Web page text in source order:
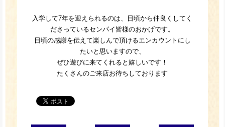
入学して7年を迎えられるのは、日頃から仲良くしてく
ださっているセンパイ皆様のおかげです。
日頃の感謝を伝えて楽しんで頂けるエンカウントにし
たいと思いますので、
ぜひ遊びに来てくれると嬉しいです！
たくさんのご来店お待ちしております